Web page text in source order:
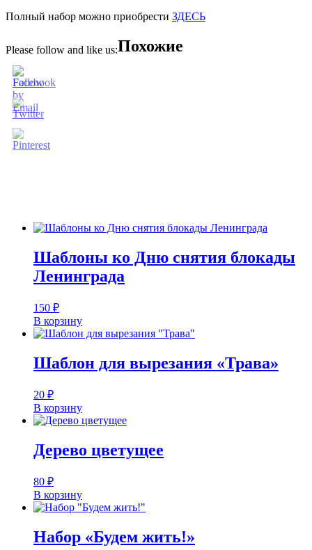
Полный набор можно приобрести ЗДЕСЬ
Please follow and like us:Похожие
Шаблоны ко Дню снятия блокады
Ленинграда
150 ₽
В корзину
Шаблон для вырезания «Трава»
20 ₽
В корзину
Дерево цветущее
80 ₽
В корзину
Набор «Будем жить!»